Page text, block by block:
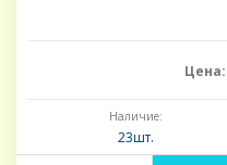
Цена:
Наличие:
23шт.